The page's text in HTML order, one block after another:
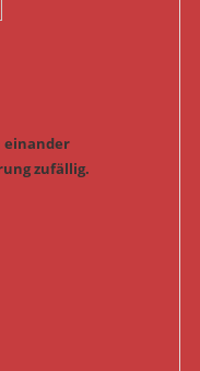
einander
zufällig.